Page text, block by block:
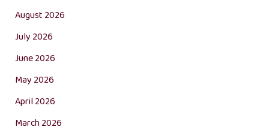
August 2026
July 2026
June 2026
May 2026
April 2026
March 2026